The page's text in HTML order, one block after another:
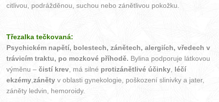
citlivou, podrážděnou, suchou nebo zánětlivou pokožku.
Třezalka tečkovaná:
Psychickém napětí, bolestech, zánětech, alergiích, vředech v
trávicím traktu, po mozkové příhodě. Bylina podporuje látkovou
výměnu –čistí krev, má silné protizánětlivé účinky, léčí
ekzémy,záněty v oblasti gynekologie, poškození slinivky a jater,
záněty ledvin, hemoroidy.